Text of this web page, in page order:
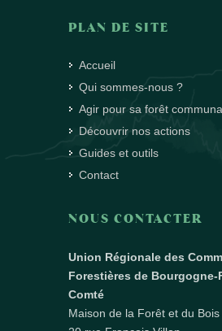
PLAN DE SITE
Accueil
Qui sommes-nous ?
Agir pour sa forêt
Découvrir nos actions
Guides et outils
Contact
NOUS CONTACTER
Union Régionale des
Forestières de Bourgogne-
Comté
Maison de la Forêt et du Bois